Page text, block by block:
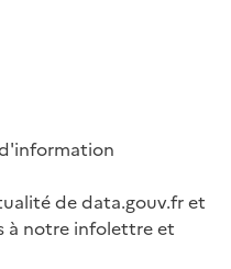
de data.gouv.fr et
à notre infolettre et